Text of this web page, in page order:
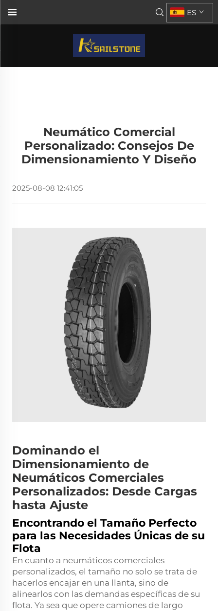
ES
Neumático Comercial
Personalizado: Consejos De
Dimensionamiento Y Diseño
2025-08-08 12:41:05
Dominando el
Dimensionamiento de
Neumáticos Comerciales
Personalizados: Desde Cargas
hasta Ajuste
Encontrando el Tamaño Perfecto
para las Necesidades Únicas de su
Flota
En cuanto a neumáticos comerciales
personalizados, el tamaño no solo se trata de
hacerlos encajar en una llanta, sino de
alinearlos con las demandas específicas de su
flota. Ya sea que opere camiones de largo